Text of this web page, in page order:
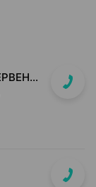
ул. Маяковского, д. 6, пом. 30 (ТРЦ «ЧЕРВЕНСКИЙ» 1-й подземный этаж, вход напротив м-на Доктор Вет)